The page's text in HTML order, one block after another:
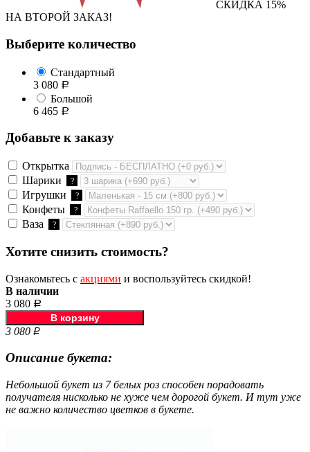
СКИДКА 15%
НА ВТОРОЙ ЗАКАЗ!
Выберите количество
Стандартный
3 080 Р
Большой
6 465 Р
Добавьте к заказу
Открытка
Шарики
?
Игрушки ?
Конфеты ?
Ваза ?
Хотите снизить стоимость?
Ознакомьтесь с акциями и воспользуйтесь скидкой!
В наличии
3 080 Р
3 080 Р
Описание букета:
Небольшой букет из 7 белых роз способен порадовать
получателя нисколько не хуже чем дорогой букет. И тут уже
не важно количество цветков в букете.